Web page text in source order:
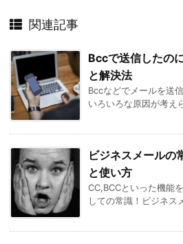
関連記事
Bccで送信したの
と解決法
Bccなどでメールを送
いろいろな原因が考え
ビジネスメールの
と使い方
CC,BCCといった機能
しての常識！ビジネス